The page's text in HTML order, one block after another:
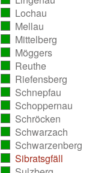
ausgezählt)
Lochau
ausgezählt)
Mellau
ausgezählt)
Mittelberg
ausgezählt)
Möggers
ausgezählt)
Reuthe
ausgezählt)
Riefensberg
ausgezählt)
Schnepfau
ausgezählt)
Schoppernau
ausgezählt)
Schröcken
ausgezählt)
Schwarzach
ausgezählt)
Schwarzenberg
ausgezählt)
Sibratsgfäll